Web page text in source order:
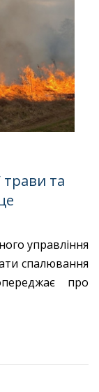
трави та
управління
спалювання
про